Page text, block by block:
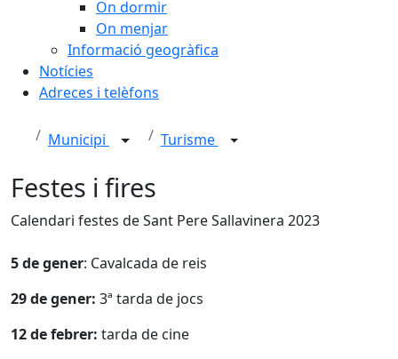
On dormir
On menjar
Informació geogràfica
Notícies
Adreces i telèfons
Municipi Turisme
Festes i fires
Calendari festes de Sant Pere Sallavinera 2023
5 de gener: Cavalcada de reis
29 de gener: 3ª tarda de jocs
12 de febrer: tarda de cine